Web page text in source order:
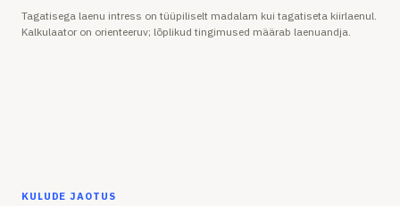
Tagatisega laenu intress on tüüpiliselt madalam kui tagatiseta kiirlaenul.
Kalkulaator on orienteeruv; lõplikud tingimused määrab laenuandja.
KULUDE JAOTUS